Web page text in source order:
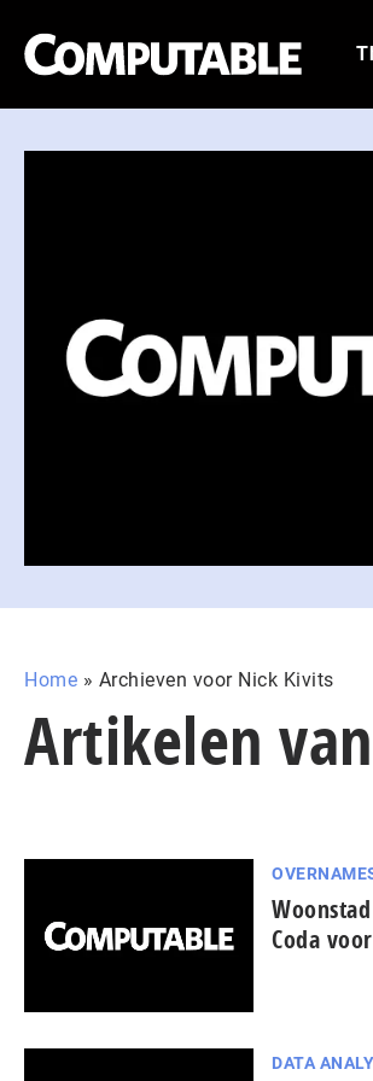
Home » Archieven voor Nick Kivits
Artikelen
Coda
DATA